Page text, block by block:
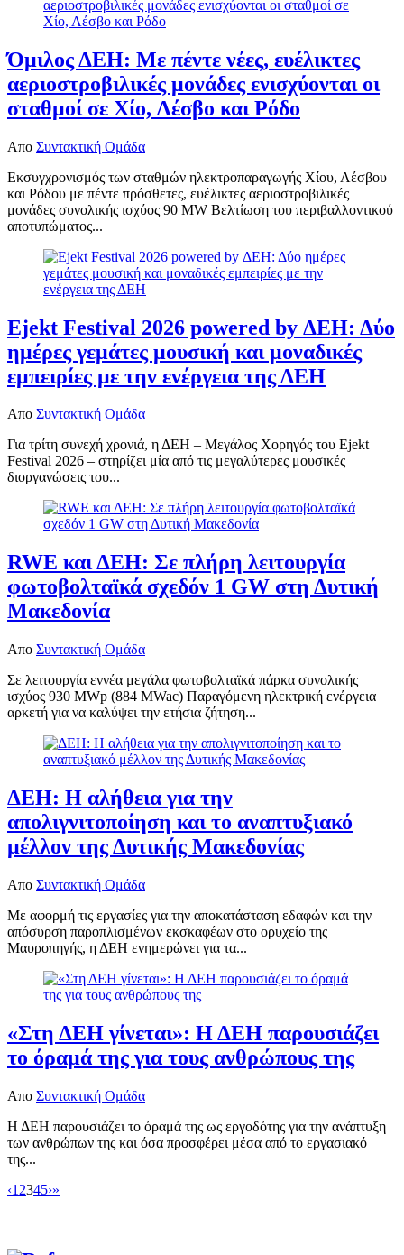
Όμιλος ΔΕΗ: Με πέντε νέες, ευέλικτες
αεριοστροβιλικές μονάδες ενισχύονται οι
σταθμοί σε Χίο, Λέσβο και Ρόδο
Απο Συντακτική Ομάδα
Εκσυγχρονισμός των σταθμών ηλεκτροπαραγωγής Χίου, Λέσβου
και Ρόδου με πέντε πρόσθετες, ευέλικτες αεριοστροβιλικές
μονάδες συνολικής ισχύος 90 MW Βελτίωση του περιβαλλοντικού
αποτυπώματος...
Ejekt Festival 2026 powered by ΔΕΗ: Δύο
ημέρες γεμάτες μουσική και μοναδικές
εμπειρίες με την ενέργεια της ΔΕΗ
Απο Συντακτική Ομάδα
Για τρίτη συνεχή χρονιά, η ΔΕΗ – Μεγάλος Χορηγός του Ejekt
Festival 2026 – στηρίζει μία από τις μεγαλύτερες μουσικές
διοργανώσεις του...
RWE και ΔΕΗ: Σε πλήρη λειτουργία
φωτοβολταϊκά σχεδόν 1 GW στη Δυτική
Μακεδονία
Απο Συντακτική Ομάδα
Σε λειτουργία εννέα μεγάλα φωτοβολταϊκά πάρκα συνολικής
ισχύος 930 MWp (884 MWac) Παραγόμενη ηλεκτρική ενέργεια
αρκετή για να καλύψει την ετήσια ζήτηση...
ΔΕΗ: Η αλήθεια για την
απολιγνιτοποίηση και το αναπτυξιακό
μέλλον της Δυτικής Μακεδονίας
Απο Συντακτική Ομάδα
Με αφορμή τις εργασίες για την αποκατάσταση εδαφών και την
απόσυρση παροπλισμένων εκσκαφέων στο ορυχείο της
Μαυροπηγής, η ΔΕΗ ενημερώνει για τα...
«Στη ΔΕΗ γίνεται»: Η ΔΕΗ παρουσιάζει
το όραμά της για τους ανθρώπους της
Απο Συντακτική Ομάδα
Η ΔΕΗ παρουσιάζει το όραμά της ως εργοδότης για την ανάπτυξη
των ανθρώπων της και όσα προσφέρει μέσα από το εργασιακό
της...
‹1 2345›»